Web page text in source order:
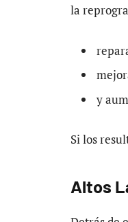
la
y
Si los
Altos